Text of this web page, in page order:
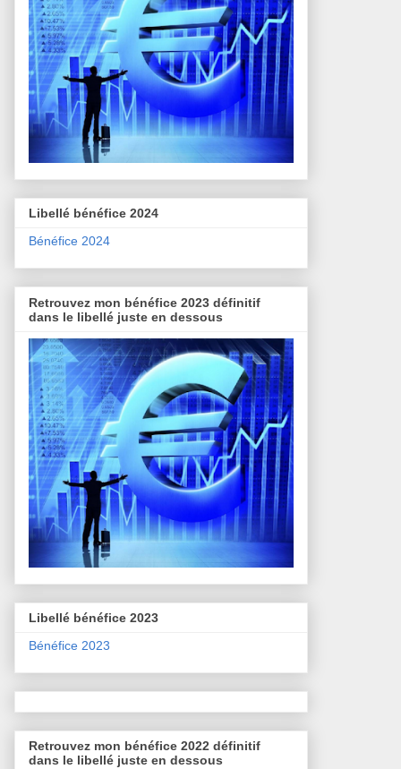
Libellé bénéfice 2024
Bénéfice 2024
Retrouvez mon bénéfice 2023 définitif
dans le libellé juste en dessous
Libellé bénéfice 2023
Bénéfice 2023
Retrouvez mon bénéfice 2022 définitif
dans le libellé juste en dessous